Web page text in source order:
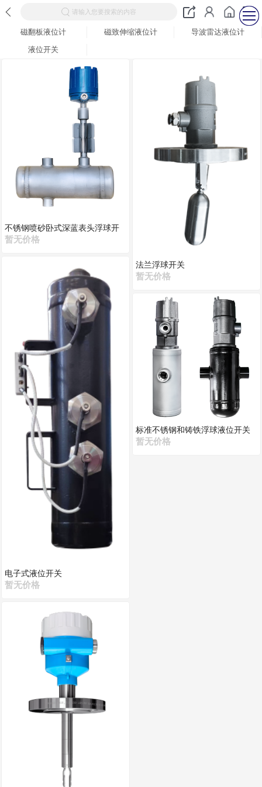
请输入您要搜索的内容
磁翻板液位计 磁致伸缩液位计
导波雷达液位计
液位开关
不锈钢喷砂卧式深蓝表头浮球开
关
暂无价格
电子式液位开关
暂无价格
法兰浮球开关
暂无价格
标准不锈钢和铸铁浮球液位开关
暂无价格